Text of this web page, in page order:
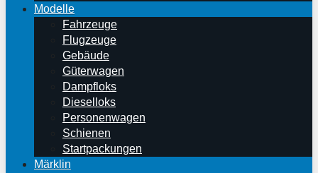
Modelle
Fahrzeuge
Flugzeuge
Gebäude
Güterwagen
Dampfloks
Dieselloks
Personenwagen
Schienen
Startpackungen
Märklin